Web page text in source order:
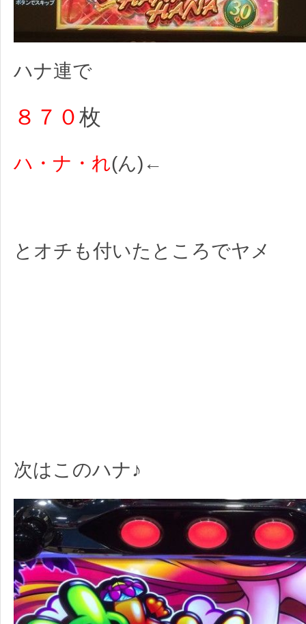
ハナ連で
８７０枚
ハ・ナ・れ(ん)←
とオチも付いたところでヤメ
次はこのハナ♪